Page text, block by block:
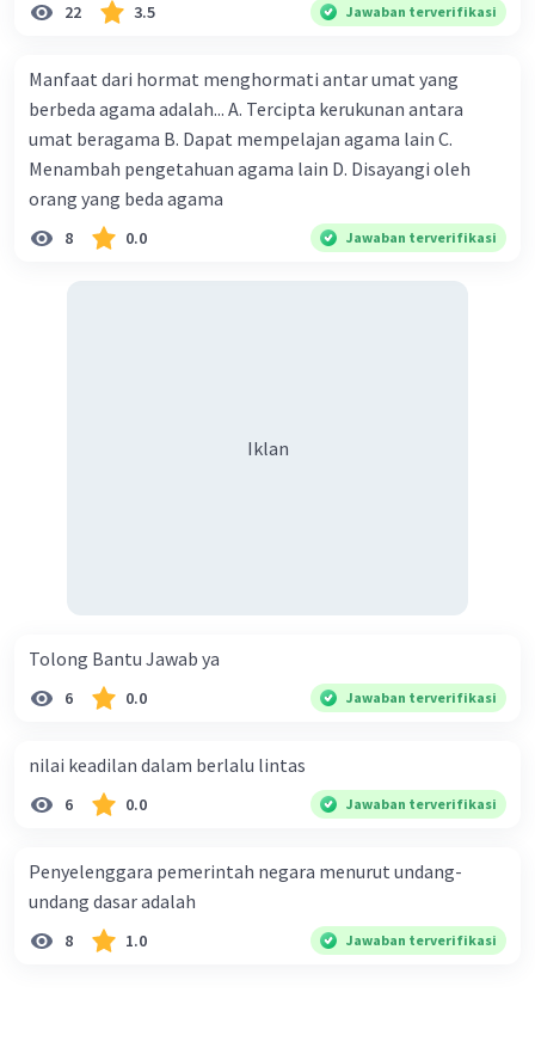
22 3.5 Jawaban terverifikasi
Manfaat dari hormat menghormati antar umat yang
berbeda agama adalah... A. Tercipta kerukunan antara
umat beragama B. Dapat mempelajan agama lain C.
Menambah pengetahuan agama lain D. Disayangi oleh
orang yang beda agama
8 0.0 Jawaban terverifikasi
Iklan
Tolong Bantu Jawab ya
6 0.0 Jawaban terverifikasi
nilai keadilan dalam berlalu lintas
6 0.0 Jawaban terverifikasi
Penyelenggara pemerintah negara menurut undang-
undang dasar adalah
8 1.0 Jawaban terverifikasi